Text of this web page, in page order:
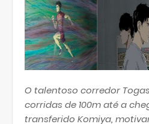
O talentoso corredor
corridas de 100m até a
transferido Komiya,